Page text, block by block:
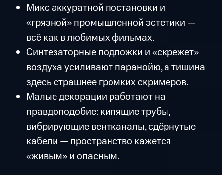
Микс аккуратной постановки и
«грязной» промышленной эстетики —
всё как в любимых фильмах.
Синтезаторные подложки и «скрежет»
воздуха усиливают паранойю, а тишина
здесь страшнее громких скримеров.
Малые декорации работают на
правдоподобие: кипящие трубы,
вибрирующие вентканалы, сдёрнутые
кабели — пространство кажется
«живым» и опасным.